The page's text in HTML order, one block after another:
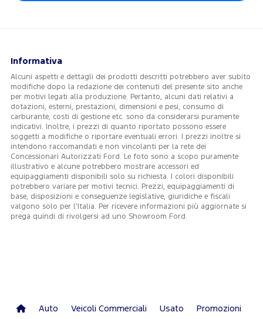
Informativa
Alcuni aspetti e dettagli dei prodotti descritti potrebbero aver subito
modifiche dopo la redazione dei contenuti del presente sito anche
per motivi legati alla produzione. Pertanto, alcuni dati relativi a
dotazioni, esterni, prestazioni, dimensioni e pesi, consumo di
carburante, costi di gestione etc. sono da considerarsi puramente
indicativi. Inoltre, i prezzi di quanto riportato possono essere
soggetti a modifiche o riportare eventuali errori. I prezzi inoltre si
intendono raccomandati e non vincolanti per la rete dei
Concessionari Autorizzati Ford. Le foto sono a scopo puramente
illustrativo e alcune potrebbero mostrare accessori ed
equipaggiamenti disponibili solo su richiesta. I colori disponibili
potrebbero variare per motivi tecnici. Prezzi, equipaggiamenti di
base, disposizioni e conseguenze legislative, giuridiche e fiscali
valgono solo per l’Italia. Per ricevere informazioni più aggiornate si
prega quindi di rivolgersi ad uno Showroom Ford.
Auto Veicoli Commerciali Usato Promozioni